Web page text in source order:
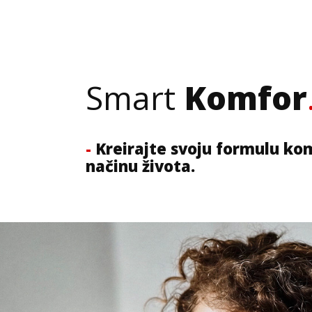
Smart Komfor
- Kreirajte svoju formulu komfora – prilagođenu vašem ritmu, potrebama i
načinu života.